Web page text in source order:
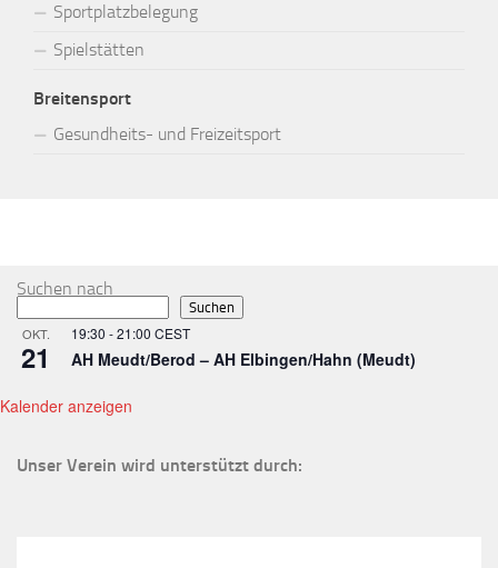
Sportplatzbelegung
Spielstätten
Breitensport
Gesundheits- und Freizeitsport
Suchen nach
Suchen
OKT.
21
19:30 -21:00 CEST
AH Meudt/Berod – AH Elbingen/Hahn (Meudt)
Kalender anzeigen
Unser Verein wird unterstützt durch: